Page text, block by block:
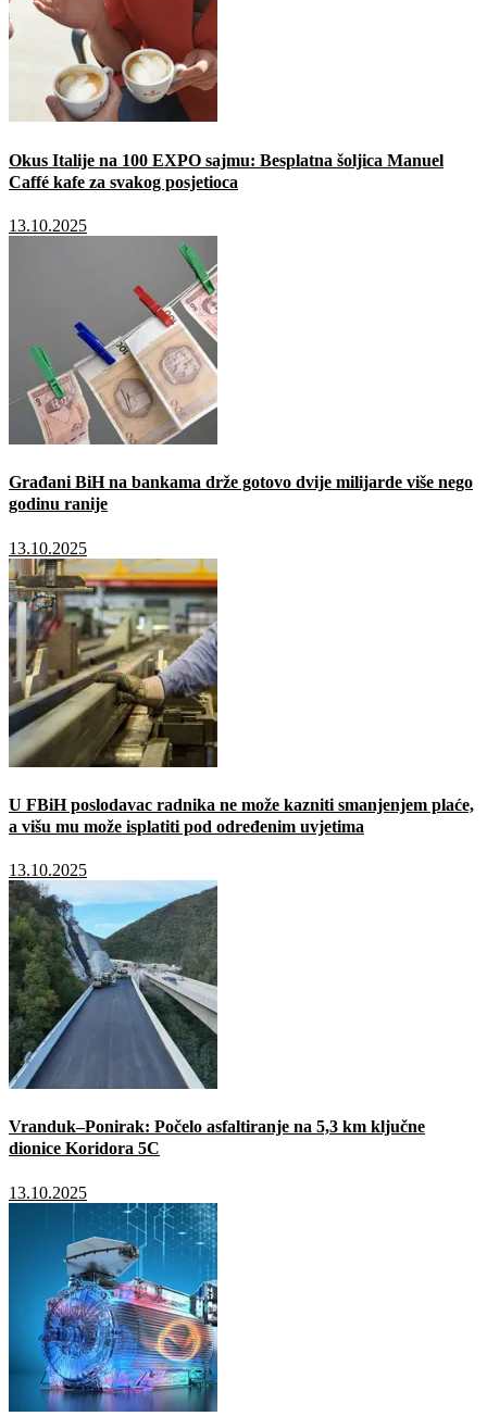
Okus Italije na 100 EXPO sajmu: Besplatna šoljica Manuel
Caffé kafe za svakog posjetioca
13.10.2025
Građani BiH na bankama drže gotovo dvije milijarde više nego
godinu ranije
13.10.2025
U FBiH poslodavac radnika ne može kazniti smanjenjem plaće,
a višu mu može isplatiti pod određenim uvjetima
13.10.2025
Vranduk–Ponirak: Počelo asfaltiranje na 5,3 km ključne
dionice Koridora 5C
13.10.2025